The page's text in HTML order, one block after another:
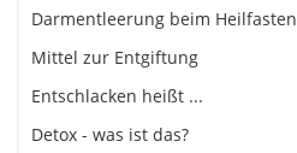
Darmentleerung beim Heilfasten
Mittel zur Entgiftung
Entschlacken heißt ...
Detox - was ist das?